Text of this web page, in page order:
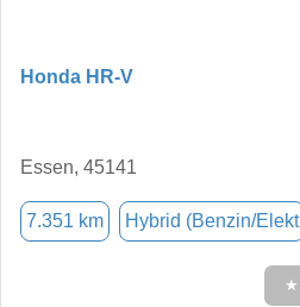
Honda HR-V
Essen, 45141
7.351 km Hybrid (Benzin/Elekt
★